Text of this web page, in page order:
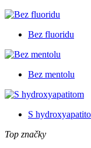
Bez fluoridu
Bez mentolu
S
Top značky